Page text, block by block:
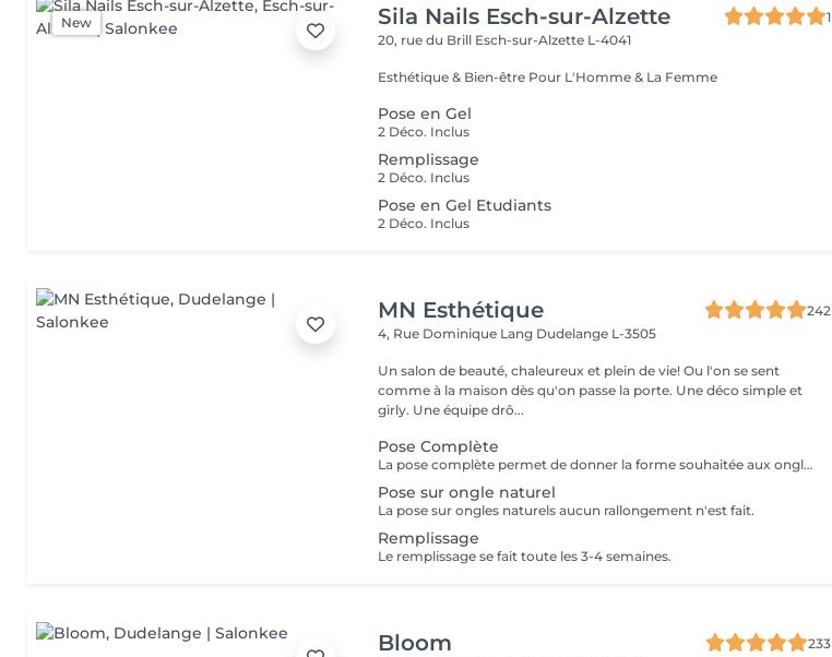
New Sila Nails Esch-sur-Alzette
1
20, rue du Brill Esch-sur-Alzette L-4041
Esthétique & Bien-être Pour L'Homme & La Femme
Pose en Gel
2 Déco. Inclus
Remplissage
2 Déco. Inclus
Pose en Gel Etudiants
2 Déco. Inclus
MN Esthétique
242
4, Rue Dominique Lang Dudelange L-3505
Un salon de beauté, chaleureux et plein de vie! Ou l'on se sent
comme à la maison dès qu'on passe la porte. Une déco simple et
girly. Une équipe drô...
Pose Complète
La pose complète permet de donner la forme souhaitée aux ongles en rallongeant avec le Chablon.
Pose sur ongle naturel
La pose sur ongles naturels aucun rallongement n'est fait.
Remplissage
Le remplissage se fait toute les 3-4 semaines.
Bloom
233